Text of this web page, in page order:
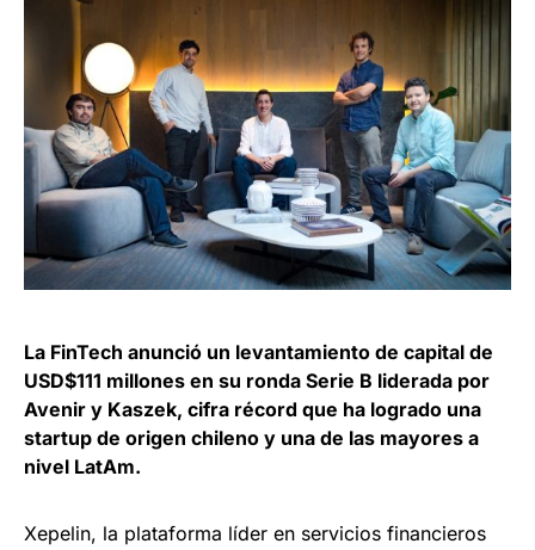
La FinTech anunció un levantamiento de capital de
USD$111 millones en su ronda Serie B liderada por
Avenir y Kaszek, cifra récord que ha logrado una
startup de origen chileno y una de las mayores a
nivel LatAm.
Xepelin, la plataforma líder en servicios financieros